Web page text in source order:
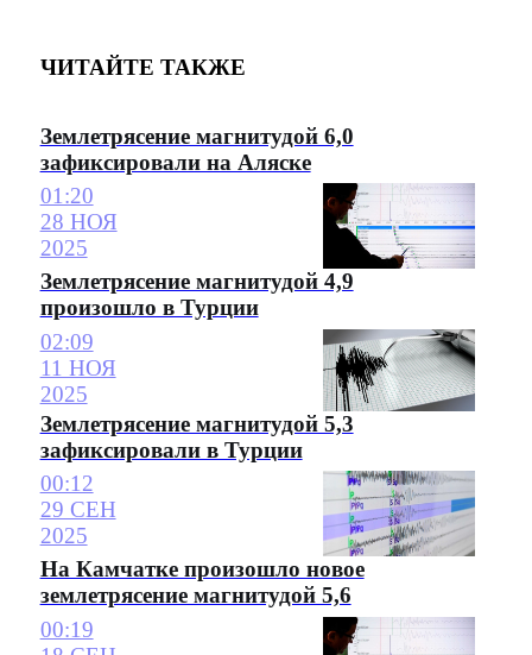
ЧИТАЙТЕ ТАКЖЕ
Землетрясение магнитудой 6,0
зафиксировали на Аляске
01:20
28 НОЯ
2025
Землетрясение магнитудой 4,9
произошло в Турции
02:09
11 НОЯ
2025
Землетрясение магнитудой 5,3
зафиксировали в Турции
00:12
29 СЕН
2025
На Камчатке произошло новое
землетрясение магнитудой 5,6
00:19